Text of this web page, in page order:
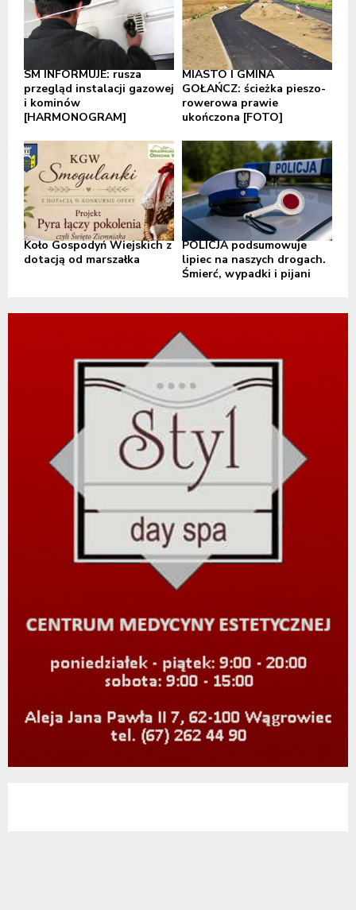
SM INFORMUJE: rusza
przegląd instalacji gazowej
i kominów
[HARMONOGRAM]
MIASTO I GMINA
GOŁAŃCZ: ścieżka pieszo-
rowerowa prawie
ukończona [FOTO]
Koło Gospodyń Wiejskich z
dotacją od marszałka
POLICJA podsumowuje
lipiec na naszych drogach.
Śmierć, wypadki i pijani